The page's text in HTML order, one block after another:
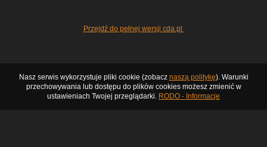
Przejdź do pełnej wersji cda.pl
Nasz serwis wykorzystuje pliki cookie (zobacz naszą politykę). Warunki
przechowywania lub dostępu do plików cookies możesz zmienić w
ustawieniach Twojej przeglądarki. RODO - Informacje